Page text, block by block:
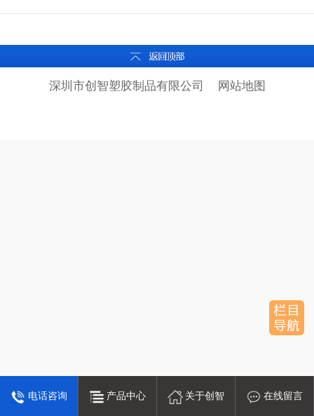
深圳市创智塑胶制品有限公司 网站地图
电话咨询 产品中心 关于创智 在线留言